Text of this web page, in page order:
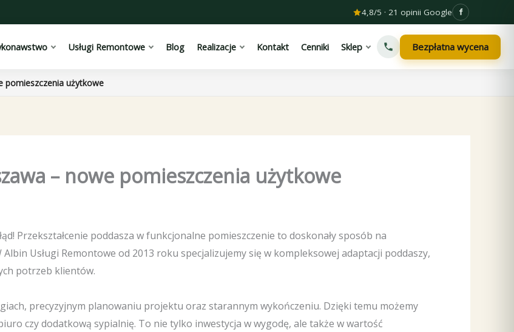
4,8/5 · 21 opinii Google
Usługi Remontowe Blog Realizacje Kontakt Cenniki Sklep Bezpłatna wycena
pomieszczenia użytkowe
– nowe pomieszczenia użytkowe
Przekształcenie poddasza w funkcjonalne pomieszczenie to doskonały sposób na
Usługi Remontowe od 2013 roku specjalizujemy się w kompleksowej adaptacji poddaszy,
potrzeb klientów.
precyzyjnym planowaniu projektu oraz starannym wykończeniu. Dzięki temu możemy
czy dodatkową sypialnię. To nie tylko inwestycja w wygodę, ale także w wartość